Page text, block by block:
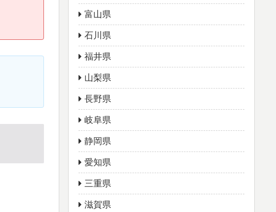
富山県
石川県
福井県
山梨県
長野県
岐阜県
静岡県
愛知県
三重県
滋賀県